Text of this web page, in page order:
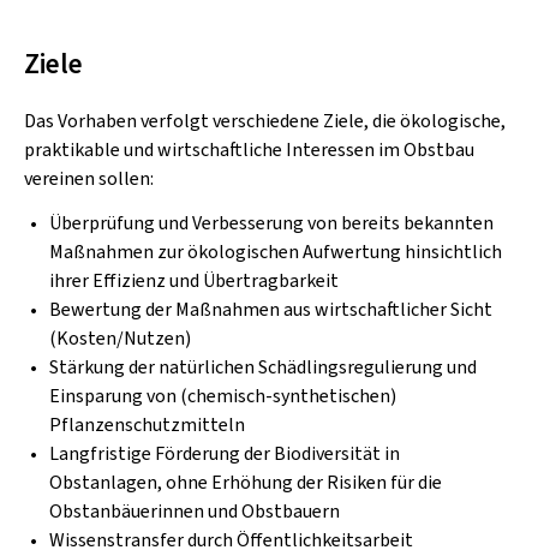
Ziele
Das Vorhaben verfolgt verschiedene Ziele, die ökologische,
praktikable und wirtschaftliche Interessen im Obstbau
vereinen sollen:
Überprüfung und Verbesserung von bereits bekannten
Maßnahmen zur ökologischen Aufwertung hinsichtlich
ihrer Effizienz und Übertragbarkeit
Bewertung der Maßnahmen aus wirtschaftlicher Sicht
(Kosten/Nutzen)
Stärkung der natürlichen Schädlingsregulierung und
Einsparung von (chemisch-synthetischen)
Pflanzenschutzmitteln
Langfristige Förderung der Biodiversität in
Obstanlagen, ohne Erhöhung der Risiken für die
Obstanbäuerinnen und Obstbauern
Wissenstransfer durch Öffentlichkeitsarbeit